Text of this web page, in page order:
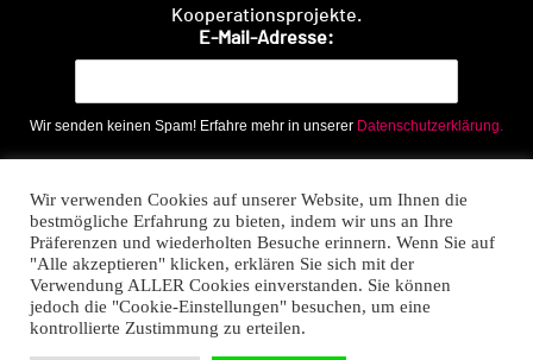
Kooperationsprojekte.
E-Mail-Adresse:
Wir senden keinen Spam! Erfahre mehr in unserer Datenschutzerklärung.
Wir verwenden Cookies auf unserer Website, um Ihnen die
bestmögliche Erfahrung zu bieten, indem wir uns an Ihre
Präferenzen und wiederholten Besuche erinnern. Wenn Sie auf
"Alle akzeptieren" klicken, erklären Sie sich mit der
Verwendung ALLER Cookies einverstanden. Sie können
jedoch die "Cookie-Einstellungen" besuchen, um eine
kontrollierte Zustimmung zu erteilen.